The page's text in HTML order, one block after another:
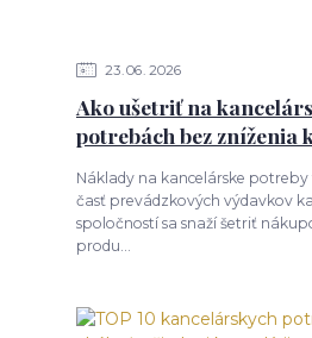
23 06 2026
Ako ušetriť na
potrebách bez zníženia
Náklady na kancelárske
časť prevádzkových výdavkov
spoločností sa snaží šetriť
produ...